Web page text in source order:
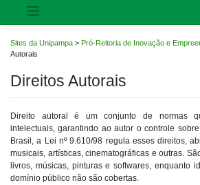
Sites da Unipampa > Pró-Reitoria de Inovação e
Autorais
Direitos Autorais
Direito autoral é um conjunto de normas
intelectuais, garantindo ao autor o controle
Brasil, a Lei nº 9.610/98 regula esses direitos,
musicais, artísticas, cinematográficas e outras.
livros, músicas, pinturas e softwares, enquanto
domínio público não são cobertas.